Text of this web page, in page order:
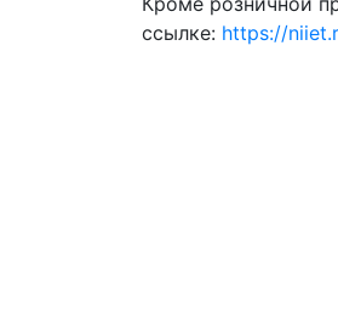
ссылке: https://